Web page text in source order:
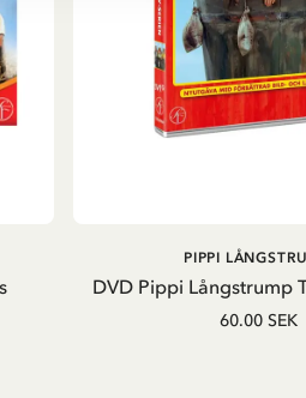
LÄGG I
DVD Pippi Långstrump
PIPPI
60.00 SEK